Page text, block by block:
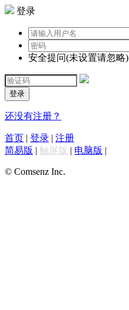
登录
安全提问(未设置请忽略)
登录
还没有注册？
首页 | 登录 | 注册
简易版 | 触屏版 | 电脑版 |
© Comsenz Inc.